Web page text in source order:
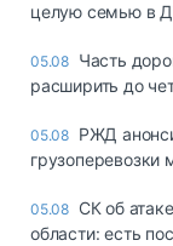
целую семью в
05.08 Часть
расширить до
05.08 РЖД
грузоперевозки
05.08 СК об
области: есть